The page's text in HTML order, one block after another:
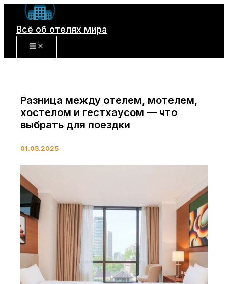
Перейти
содержимому
Всё об отелях мира
Разница между отелем, мотелем,
хостелом и гестхаусом — что
выбрать для поездки
01.05.2025